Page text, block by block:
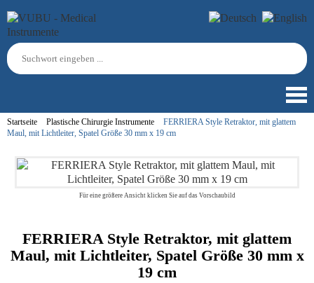
Startseite Plastische Chirurgie Instrumente
FERRIERA Style Retraktor, mit glattem
Maul, mit Lichtleiter, Spatel Größe 30 mm x 19 cm
Für eine größere Ansicht klicken Sie auf das Vorschaubild
FERRIERA Style Retraktor, mit glattem
Maul, mit Lichtleiter, Spatel Größe 30 mm x
19 cm